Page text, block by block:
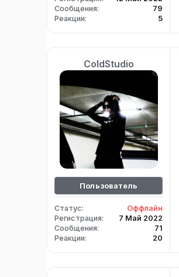
Сообщения
79
Реакции
5
ColdStudio
Пользователь
Статус
Оффлайн
Регистрация
7 Май 2022
Сообщения
71
Реакции
20